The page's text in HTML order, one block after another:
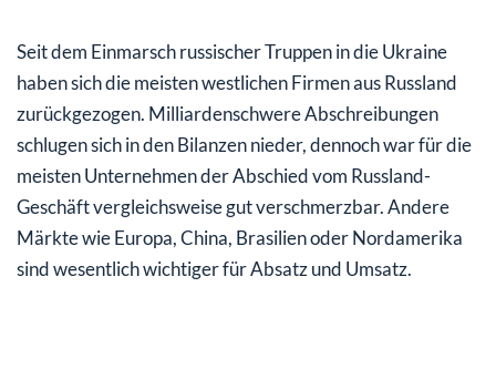
Lücke längst nicht geschlossen
China hat keine Angst vor Sanktionen
Seit dem Einmarsch russischer Truppen in die Ukraine
haben sich die meisten westlichen Firmen aus Russland
zurückgezogen. Milliardenschwere Abschreibungen
schlugen sich in den Bilanzen nieder, dennoch war für die
meisten Unternehmen der Abschied vom Russland-
Geschäft vergleichsweise gut verschmerzbar. Andere
Märkte wie Europa, China, Brasilien oder Nordamerika
sind wesentlich wichtiger für Absatz und Umsatz.